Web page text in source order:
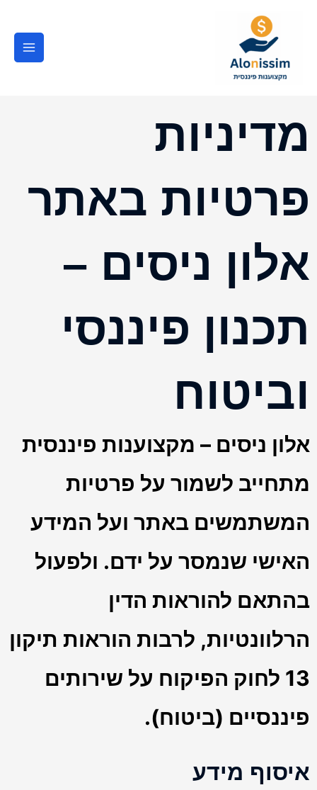
מדיניות
פרטיות באתר
אלון ניסים –
תכנון פיננסי
וביטוח
אלון ניסים – מקצוענות פיננסית
מתחייב לשמור על פרטיות
המשתמשים באתר ועל המידע
האישי שנמסר על ידם. ולפעול
בהתאם להוראות הדין
הרלוונטיות, לרבות הוראות תיקון
13 לחוק הפיקוח על שירותים
פיננסיים (ביטוח).
איסוף מידע